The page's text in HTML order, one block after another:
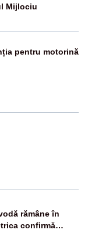
Mijlociu
pentru motorină
rămâne în
confirmă